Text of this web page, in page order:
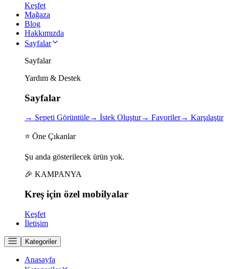
Keşfet
Mağaza
Blog
Hakkımızda
Sayfalar
Sayfalar
Yardım & Destek
Sayfalar
→ Sepeti Görüntüle→ İstek Oluştur→ Favoriler→ Karşılaştır
⭐ Öne Çıkanlar
Şu anda gösterilecek ürün yok.
🎉 KAMPANYA
Kreş için özel mobilyalar
Keşfet
İletişim
Kategoriler
Anasayfa